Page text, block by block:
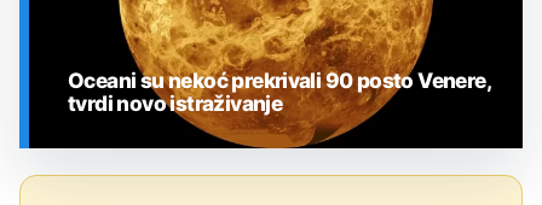
Oceani su nekoć prekrivali 90 posto Venere,
tvrdi novo istraživanje